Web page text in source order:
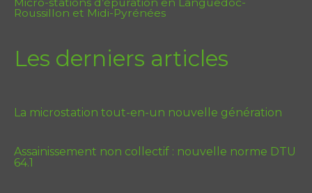
Roussillon et Midi-Pyrénées
Les derniers articles
La microstation tout-en-un nouvelle génération
Assainissement non collectif : nouvelle norme DTU
64.1